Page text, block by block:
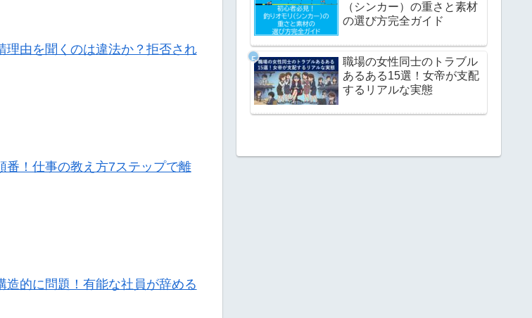
理由を聞くのは違法か？拒否され
番！仕事の教え方7ステップで離
造的に問題！有能な社員が辞める
（シンカー）の重さと素材
の選び方完全ガイド
職場の女性同士のトラブル
あるある15選！女帝が支配
するリアルな実態